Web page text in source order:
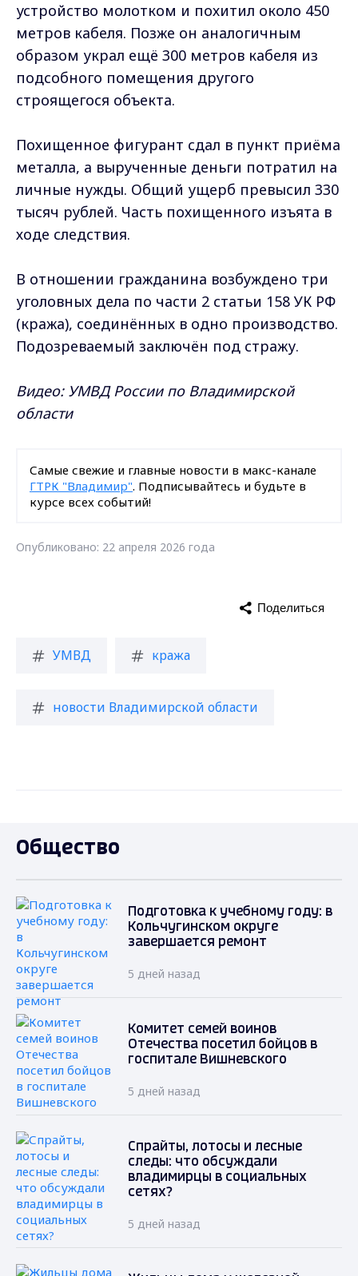
устройство молотком и похитил около 450
метров кабеля. Позже он аналогичным
образом украл ещё 300 метров кабеля из
подсобного помещения другого
строящегося объекта.
Похищенное фигурант сдал в пункт приёма
металла, а вырученные деньги потратил на
личные нужды. Общий ущерб превысил 330
тысяч рублей. Часть похищенного изъята в
ходе следствия.
В отношении гражданина возбуждено три
уголовных дела по части 2 статьи 158 УК РФ
(кража), соединённых в одно производство.
Подозреваемый заключён под стражу.
Видео: УМВД России по Владимирской
области
Самые свежие и главные новости в макс-канале
ГТРК "Владимир". Подписывайтесь и будьте в
курсе всех событий!
Опубликовано: 22 апреля 2026 года
УМВД кража
новости Владимирской области
Поделиться
Общество
Подготовка к учебному году: в
Кольчугинском округе
завершается ремонт
5 дней назад
Комитет семей воинов
Отечества посетил бойцов в
госпитале Вишневского
5 дней назад
Спрайты, лотосы и лесные
следы: что обсуждали
владимирцы в социальных
сетях?
5 дней назад